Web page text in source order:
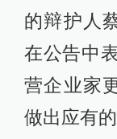
的辩护人
在公告中
营企业家
做出应有